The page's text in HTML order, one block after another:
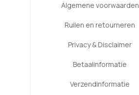
Algemene voorwaarden
Ruilen en retourneren
Privacy & Disclaimer
Betaalinformatie
Verzendinformatie